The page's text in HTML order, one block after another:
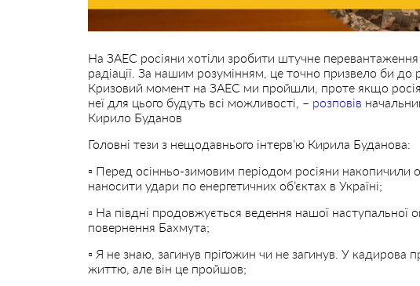
На ЗАЕС росіяни хотіли зробити штучне
радіації. За нашим розумінням, це точно призвело би до
Кризовий момент на ЗАЕС ми пройшли, проте якщо росія
неї для цього будуть всі можливості, – розповів
Кирило Буданов
Головні тези з нещодавнього інтерв’ю Кирила Буданова:
▫️ Перед осінньо-зимовим періодом росіяни накопичили
наносити удари по енергетичних об’єктах в Україні;
▫️ На півдні продовжується ведення нашої наступальної
повернення Бахмута;
▫️ Я не знаю, загинув пріґожин чи не загинув. У кадирова
життю, але він це пройшов;